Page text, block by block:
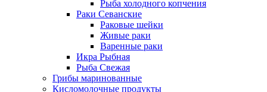
Рыба холодного копчения
Раки Севанские
Раковые шейки
Живые раки
Варенные раки
Икра Рыбная
Рыба Свежая
Грибы маринованные
Кисломолочные продукты